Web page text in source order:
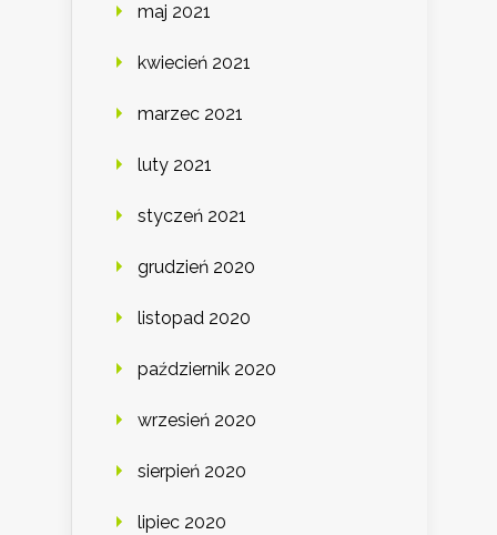
maj 2021
kwiecień 2021
marzec 2021
luty 2021
styczeń 2021
grudzień 2020
listopad 2020
październik 2020
wrzesień 2020
sierpień 2020
lipiec 2020